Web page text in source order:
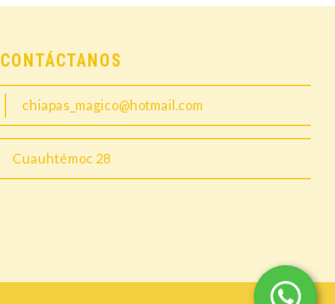
CONTÁCTANOS
chiapas_magico@hotmail.com
Cuauhtémoc 28